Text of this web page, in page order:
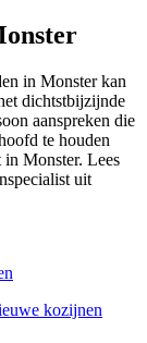
in Monster kan
dichtstbijzijnde
aanspreken die
te houden
in Monster. Lees
uit
kozijnen